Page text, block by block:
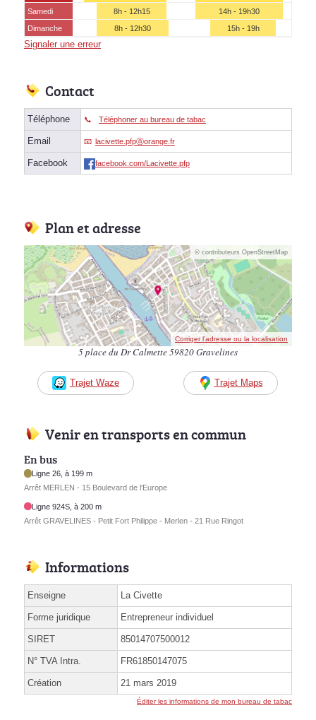
Samedi
8h - 12h15
14h - 19h30
Dimanche
8h - 12h30 15h - 19h
Signaler une erreur
Contact
Téléphone Téléphoner au bureau de tabac
Email lacivette.pfpⓐorange.fr
Facebook facebook.com/Lacivette.pfp
Plan et adresse
© contributeurs OpenStreetMap
Corriger l’adresse ou la localisation
5 place du Dr Calmette 59820 Gravelines
Trajet Waze Trajet Maps
Venir en transports en commun
En bus
Ligne 26, à 199 m
Arrêt MERLEN - 15 Boulevard de l'Europe
Ligne 924S, à 200 m
Arrêt GRAVELINES - Petit Fort Philippe - Merlen - 21 Rue Ringot
Informations
Enseigne La Civette
Forme juridique Entrepreneur individuel
SIRET 85014707500012
N° TVA Intra. FR61850147075
Création 21 mars 2019
Éditer les informations de mon bureau de tabac